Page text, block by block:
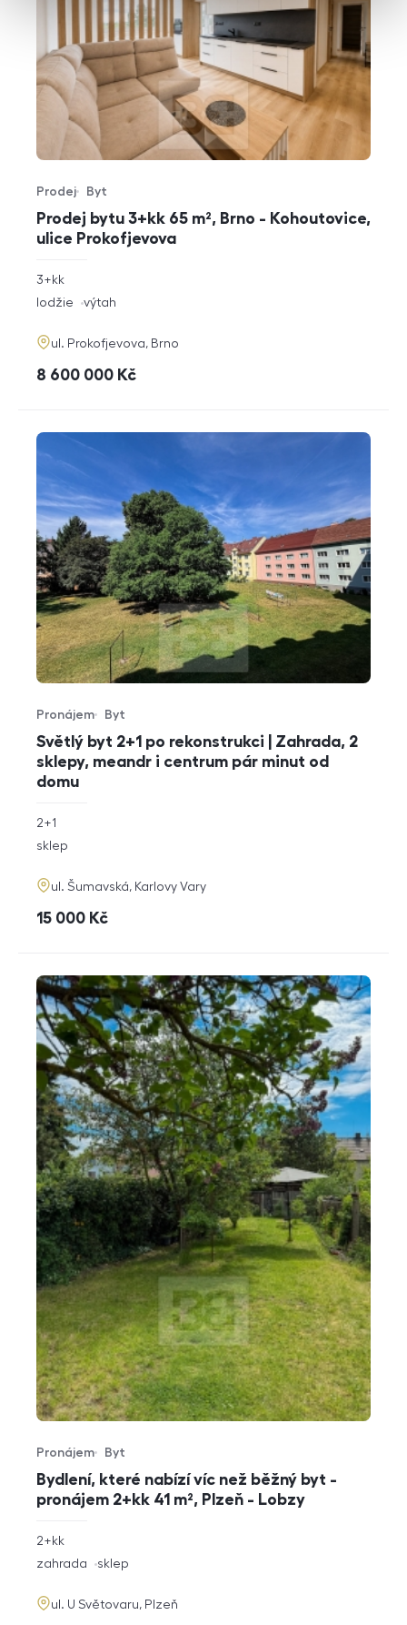
Prodej bytu 3+kk 65 m², Brno - Kohoutovice,
ulice Prokofjevova
Typ nabídky
Prodej
Typ nemovitosti
Byt
rozměry
dispozice
3+kk
funkce
lodžie výtah
adresa
ul. Prokofjevova, Brno
cena
8 600 000 Kč
Světlý byt 2+1 po rekonstrukci | Zahrada, 2
sklepy, meandr i centrum pár minut od
domu
Typ nabídky
Pronájem
Typ nemovitosti
Byt
rozměry
dispozice
2+1
funkce
sklep
adresa
ul. Šumavská, Karlovy Vary
cena
15 000 Kč
Bydlení, které nabízí víc než běžný byt -
pronájem 2+kk 41 m², Plzeň - Lobzy
Typ nabídky
Pronájem
Typ nemovitosti
Byt
rozměry
2+kk
funkce
zahrada sklep
adresa
ul. U Světovaru, Plzeň